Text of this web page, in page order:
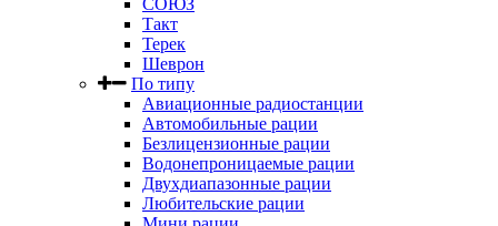
СОЮЗ
Такт
Терек
Шеврон
По типу
Авиационные радиостанции
Автомобильные рации
Безлицензионные рации
Водонепроницаемые рации
Двухдиапазонные рации
Любительские рации